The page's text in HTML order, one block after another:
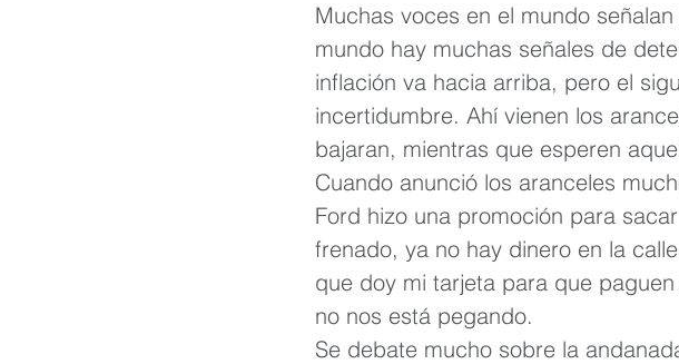
Muchas voces en el mundo
mundo hay muchas señales de
inflación va hacia arriba, pero el
incertidumbre. Ahí vienen los
bajaran, mientras que esperen
Cuando anunció los aranceles
Ford hizo una promoción para
frenado, ya no hay dinero en la
que doy mi tarjeta para que
no nos está pegando.
Se debate mucho sobre la